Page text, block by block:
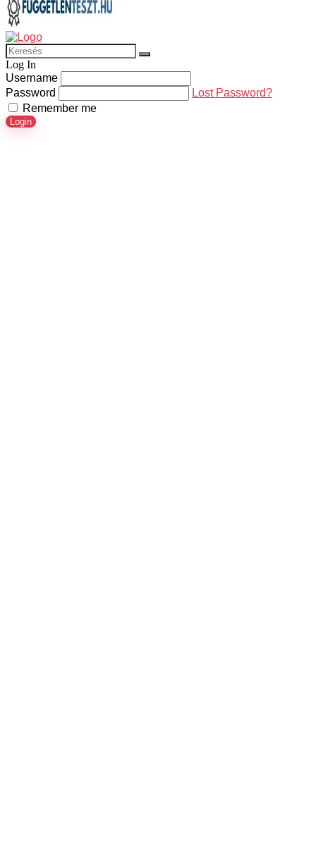
Log In
Username
Password
Lost Password?
Remember me
Login